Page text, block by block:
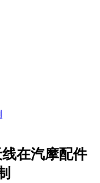
在汽摩配件